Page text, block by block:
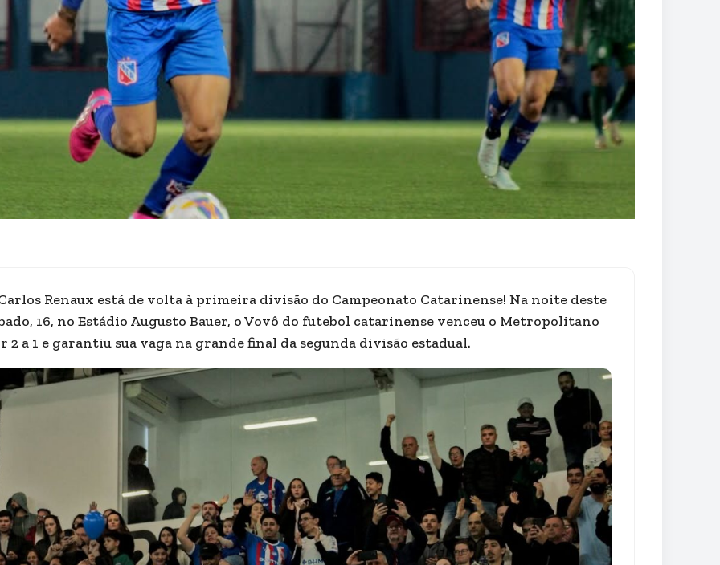
Renaux está de volta à primeira divisão do Campeonato Catarinense! Na noite deste
16, no Estádio Augusto Bauer, o Vovô do futebol catarinense venceu o Metropolitano
2 a 1 e garantiu sua vaga na grande final da segunda divisão estadual.